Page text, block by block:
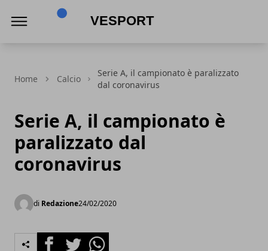
Home Calcio
Serie A, il campionato è paralizzato
dal coronavirus
Serie A, il campionato è
paralizzato dal
coronavirus
di Redazione24/02/2020
FacebookTwitterWhatsapp